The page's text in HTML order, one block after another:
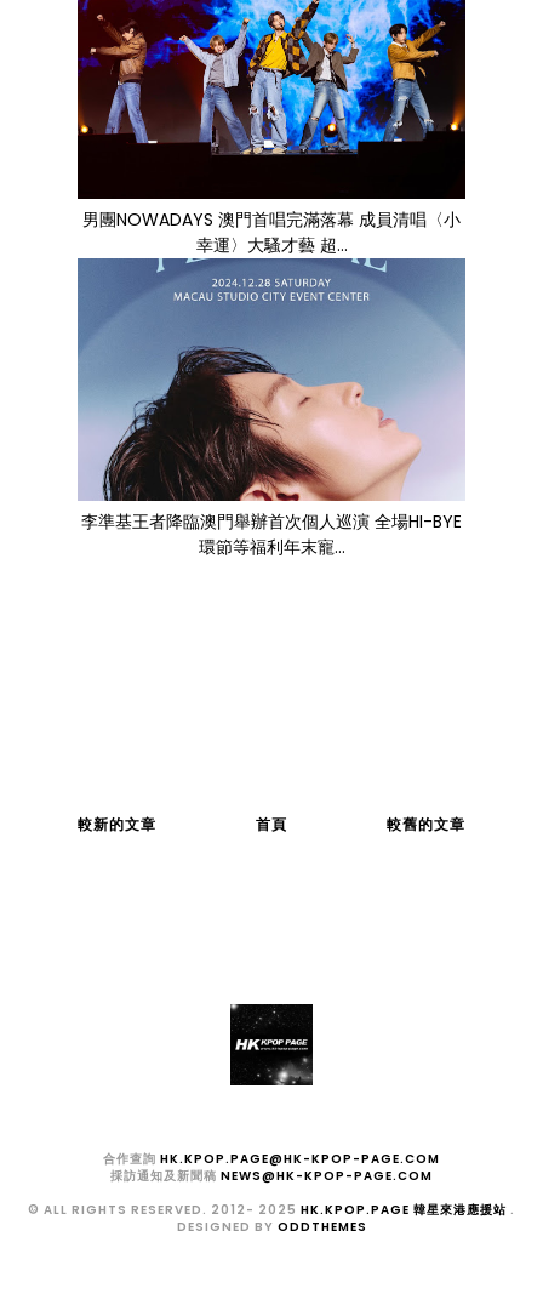
男團NOWADAYS 澳門首唱完滿落幕 成員清唱〈小
幸運〉大騷才藝 超...
李準基王者降臨澳門舉辦首次個人巡演 全場HI-BYE
環節等福利年末寵...
較新的文章 較舊的文章
首頁
合作查詢 HK.KPOP.PAGE@HK-KPOP-PAGE.COM
採訪通知及新聞稿 NEWS@HK-KPOP-PAGE.COM
© ALL RIGHTS RESERVED. 2012- 2025 HK.KPOP.PAGE 韓星來港應援站 .
DESIGNED BY ODDTHEMES